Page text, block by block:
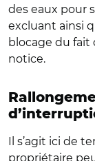
des eaux pour
excluant ainsi
blocage du fait
notice.
Il s’agit ici de
propriétaire